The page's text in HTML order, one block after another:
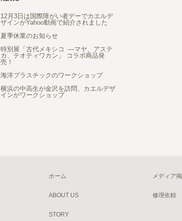
12月3日は国際障がい者デーでカエルデ
ザインがYahoo動画で紹介されました
夏季休業のお知らせ
特別展「古代メキシコ ―マヤ、アステ
カ、テオティワカン」 コラボ商品発
売！
海洋プラスチックのワークショップ
横浜の中高生が金沢を訪問、カエルデザ
インがワークショップ
ホーム
ABOUT US
STORY
メディア
修理依頼